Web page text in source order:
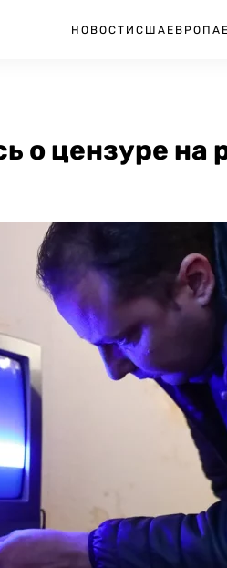
НОВОСТИ США ЕВРОПА
о цензуре на